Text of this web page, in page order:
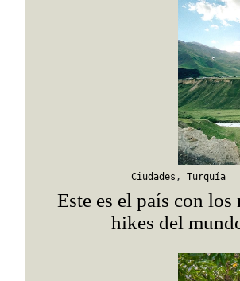
Ciudades , Turquía
Este es el país con los
hikes del
Viaja con Travesías, recibe
itinerarios, tips de insider y